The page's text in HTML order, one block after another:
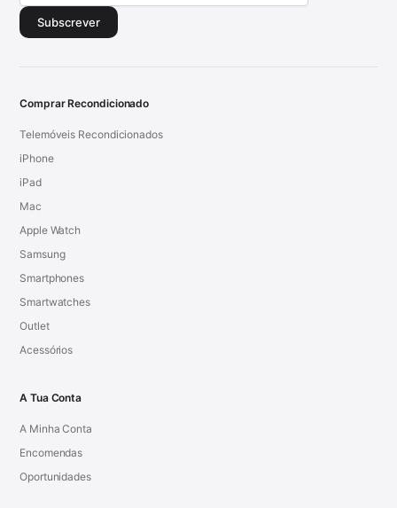
Subscrever
Comprar Recondicionado
Telemóveis Recondicionados
iPhone
iPad
Mac
Apple Watch
Samsung
Smartphones
Smartwatches
Outlet
Acessórios
A Tua Conta
A Minha Conta
Encomendas
Oportunidades